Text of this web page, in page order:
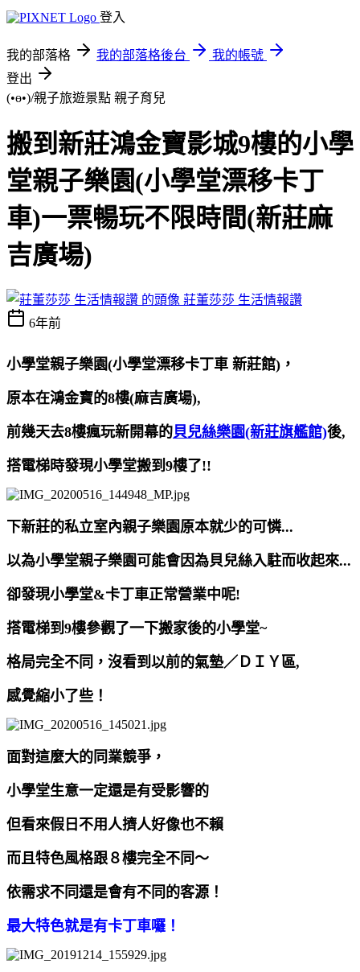
登入
我的部落格 我的部落格後台
我的帳號
登出
(•ө•)/親子旅遊景點 親子育兒
搬到新莊鴻金寶影城9樓的小學
堂親子樂園(小學堂漂移卡丁
車)一票暢玩不限時間(新莊麻
吉廣場)
莊董莎莎 生活情報讚
6年前
小學堂親子樂園(小學堂漂移卡丁車 新莊館)，
原本在鴻金寶的8樓(麻吉廣場),
前幾天去8樓瘋玩新開幕的貝兒絲樂園(新莊旗艦館)後,
搭電梯時發現小學堂搬到9樓了!!
下新莊的私立室內親子樂園原本就少的可憐...
以為小學堂親子樂園可能會因為貝兒絲入駐而收起來...
卻發現小學堂&卡丁車正常營業中呢!
搭電梯到9樓參觀了一下搬家後的小學堂~
格局完全不同，沒看到以前的氣墊／ＤＩＹ區,
感覺縮小了些！
面對這麼大的同業競爭，
小學堂生意一定還是有受影響的
但看來假日不用人擠人好像也不賴
而且特色風格跟８樓完全不同～
依需求不同還是會有不同的客源！
最大特色就是有卡丁車囉！